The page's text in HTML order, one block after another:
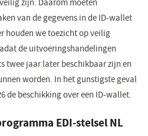
zijn. Daarom moeten
van de gegevens in de ID-wallet
houden we toezicht op veilig
de uitvoeringshandelingen
twee jaar later beschikbaar zijn en
worden. In het gunstigste geval
de beschikking over een ID-wallet.
EDI-stelsel NL